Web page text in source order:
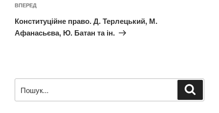
Наступний
запис
ВПЕРЕД
Конституційне право. Д. Терлецький, М.
Афанасьєва, Ю. Батан та ін.
за